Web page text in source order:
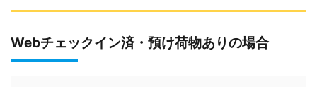
Webチェックイン済・預け荷物ありの場合